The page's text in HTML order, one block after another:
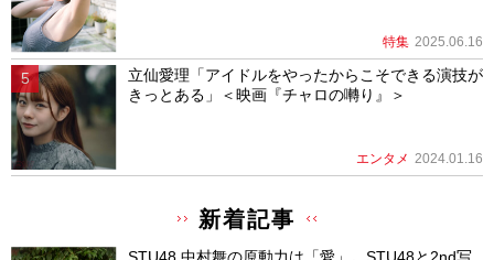
特集 2025.06.16
立仙愛理「アイドルをやったからこそできる演技が
きっとある」＜映画『チャロの囀り』＞
エンタメ 2024.01.16
新着記事